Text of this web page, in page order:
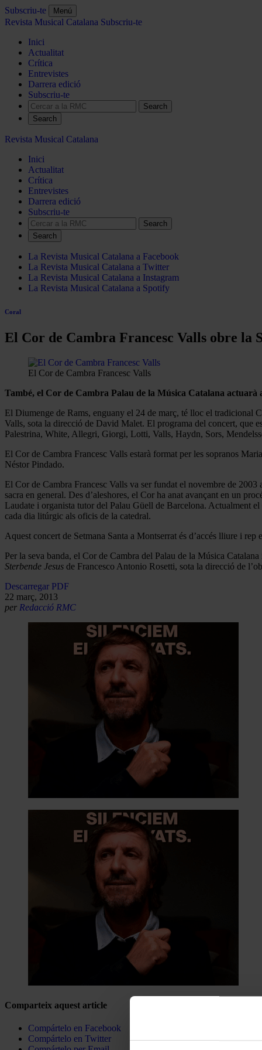
Subscriu-te Menú
Revista Musical Catalana Subscriu-te
Inici
Actualitat
Crítica
Entrevistes
Darrera edició
Subscriu-te
Search
Revista Musical Catalana
Inici
Actualitat
Crítica
Entrevistes
Darrera edició
Subscriu-te
Search
La Revista Musical Catalana a Facebook
La Revista Musical Catalana a Twitter
La Revista Musical Catalana a Instagram
La Revista Musical Catalana a Spotify
Coral
El Cor de Cambra Francesc Valls obre la
El Cor de Cambra Francesc Valls
També, el Cor de Cambra Palau de la Música Catalana actuarà
El Diumenge de Rams, enguany el 24 de març, té lloc el tradicional
Valls, sota la direcció de David Malet. El programa del concert, que
Palestrina, White, Allegri, Giorgi, Lotti, Valls, Haydn, Sors,
El Cor de Cambra Francesc Valls estarà format per les sopranos
Néstor Pindado.
El Cor de Cambra Francesc Valls va ser fundat el novembre de
sacra en general. Des d’aleshores, el Cor ha anat avançant en un
Laudate i organista tutor del Palau Güell de Barcelona. Actualment
cada dia litúrgic als oficis de la catedral.
Aquest concert de Setmana Santa a Montserrat és d’accés lliure i
Per la seva banda, el Cor de Cambra del Palau de la Música
Sterbende Jesus de Francesco Antonio Rosetti, sota la direcció de
Descarregar PDF
22 març, 2013
per Redacció RMC
Comparteix aquest article
Compártelo en Facebook
Compártelo en Twitter